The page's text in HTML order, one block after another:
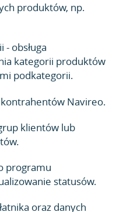
produktów, np.
obsługa
kategorii produktów
podkategorii.
Navireo.
klientów lub
programu
statusów.
oraz danych